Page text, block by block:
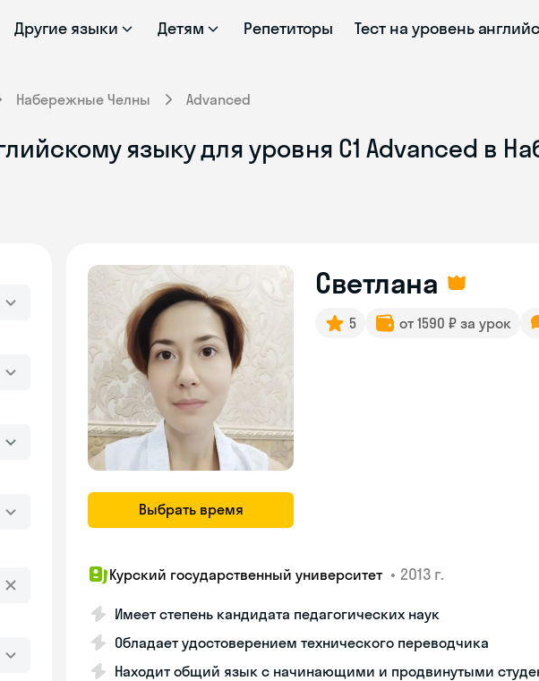
Другие языки Детям Репетиторы Тест на уровень
Набережные Челны Advanced
языку для уровня C1 Advanced в
Выбрать время
Светлана
5 от 1590 ₽ за урок
Курский государственный университет • 2013 г.
Имеет степень кандидата педагогических наук
Обладает удостоверением технического переводчика
Находит общий язык с начинающими и продвинутыми